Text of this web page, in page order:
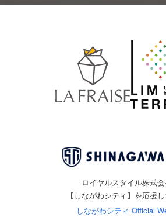
ロイヤルスタイル株式
【しながわシティ】を応援
しながわシティ Official